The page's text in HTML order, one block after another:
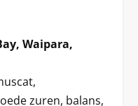
Waipara,
zuren, balans,